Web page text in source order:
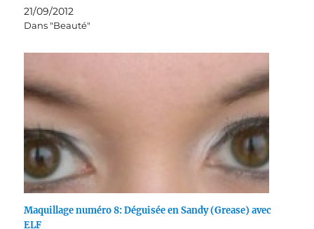
21/09/2012
Dans "Beauté"
Maquillage numéro 8: Déguisée en Sandy (Grease) avec
ELF